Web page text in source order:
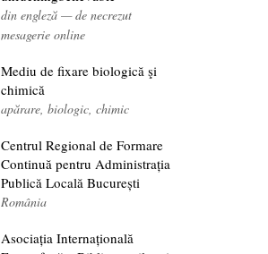
din engleză — de necrezut
mesagerie online
Mediu de fixare biologică şi
chimică
apărare, biologic, chimic
Centrul Regional de Formare
Continuă pentru Administrația
Publică Locală București
România
Asociația Internațională